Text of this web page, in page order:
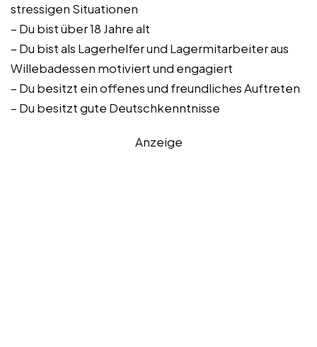
stressigen Situationen
– Du bist über 18 Jahre alt
– Du bist als Lagerhelfer und Lagermitarbeiter aus
Willebadessen motiviert und engagiert
– Du besitzt ein offenes und freundliches Auftreten
– Du besitzt gute Deutschkenntnisse
Anzeige